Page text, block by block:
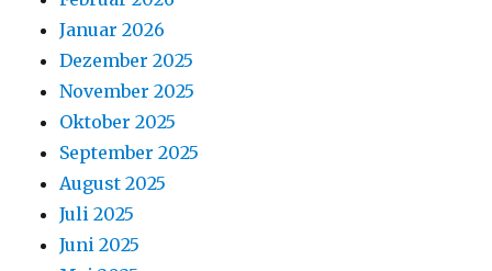
Januar 2026
Dezember 2025
November 2025
Oktober 2025
September 2025
August 2025
Juli 2025
Juni 2025